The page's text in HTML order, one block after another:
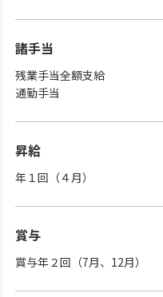
諸手当
残業手当全額支給
通勤手当
昇給
年１回（４月）
賞与
賞与年２回（7月、12月）